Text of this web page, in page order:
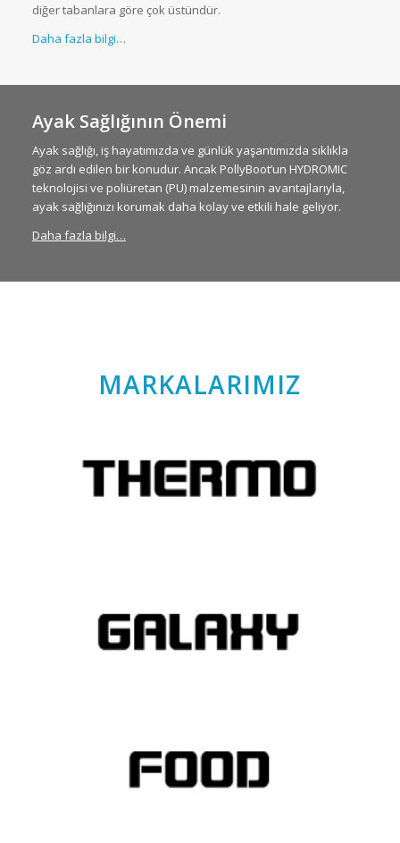
diğer tabanlara göre çok üstündür.
Daha fazla bilgi…
Ayak Sağlığının Önemi
Ayak sağlığı, iş hayatımızda ve günlük yaşantımızda sıklıkla
göz ardı edilen bir konudur. Ancak PollyBoot’un HYDROMIC
teknolojisi ve poliüretan (PU) malzemesinin avantajlarıyla,
ayak sağlığınızı korumak daha kolay ve etkili hale geliyor.
Daha fazla bilgi…
MARKALARIMIZ